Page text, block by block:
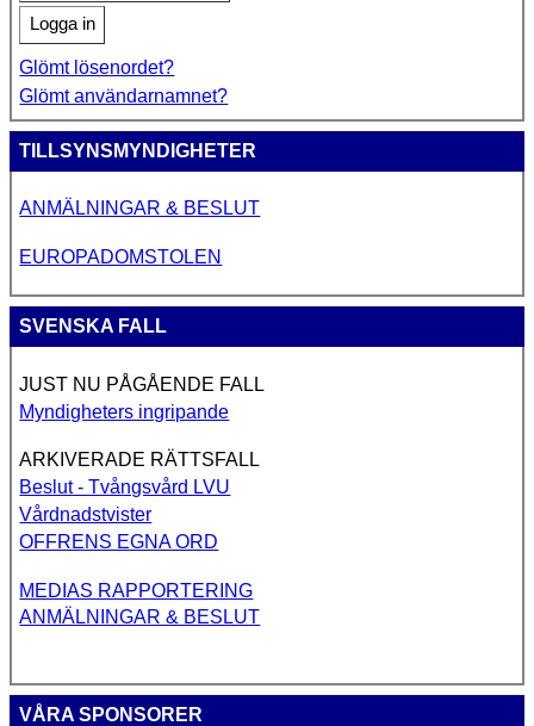
Logga in
Glömt lösenordet?
Glömt användarnamnet?
TILLSYNSMYNDIGHETER
ANMÄLNINGAR & BESLUT
EUROPADOMSTOLEN
SVENSKA FALL
JUST NU PÅGÅENDE FALL
Myndigheters ingripande
ARKIVERADE RÄTTSFALL
Beslut - Tvångsvård LVU
Vårdnadstvister
OFFRENS EGNA ORD
MEDIAS RAPPORTERING
ANMÄLNINGAR & BESLUT
VÅRA SPONSORER